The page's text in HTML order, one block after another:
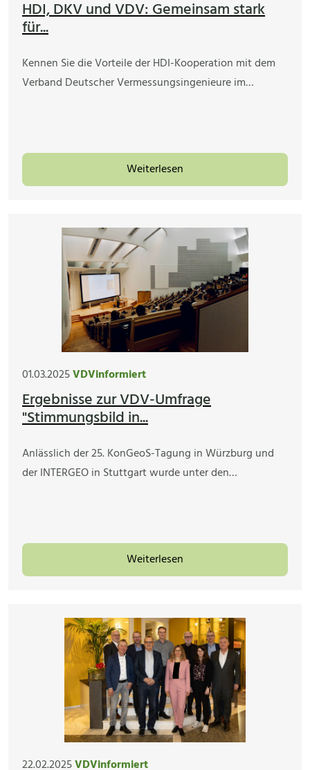
HDI, DKV und VDV: Gemeinsam stark
für...
Kennen Sie die Vorteile der HDI-Kooperation mit dem
Verband Deutscher Vermessungsingenieure im…
Weiterlesen
01.03.2025VDVinformiert
Ergebnisse zur VDV-Umfrage
"Stimmungsbild in...
Anlässlich der 25. KonGeoS-Tagung in Würzburg und
der INTERGEO in Stuttgart wurde unter den…
Weiterlesen
22.02.2025VDVinformiert